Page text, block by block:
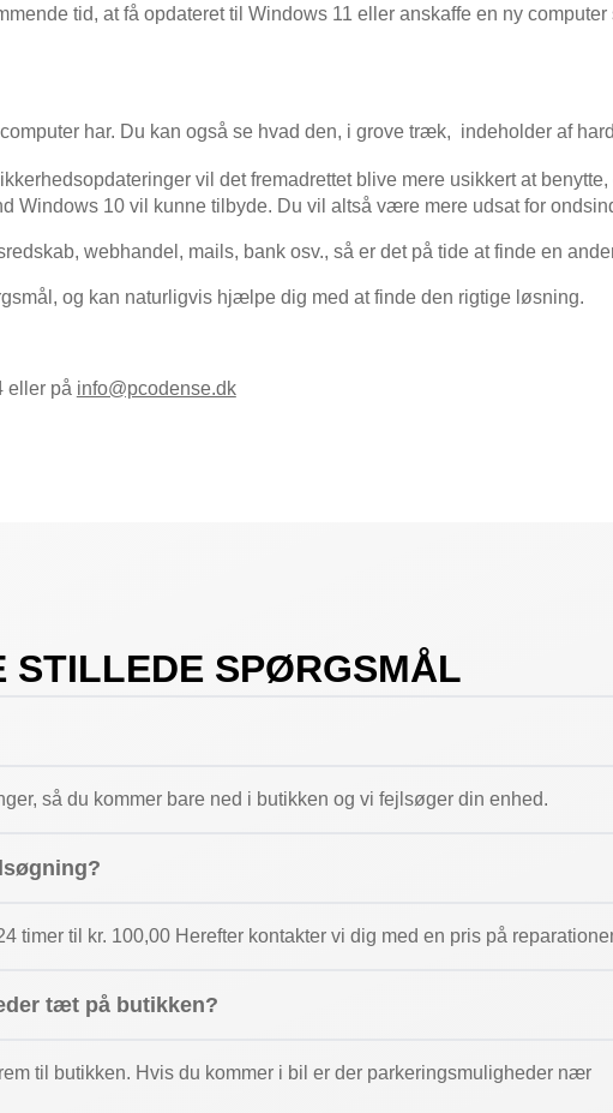
tid, at få opdateret til Windows 11 eller anskaffe en ny
har. Du kan også se hvad den, i grove træk, indeholder af
vil det fremadrettet blive mere usikkert at
Windows 10 vil kunne tilbyde. Du vil altså være mere udsat for
webhandel, mails, bank osv., så er det på tide at finde en
og kan naturligvis hjælpe dig med at finde den rigtige løsning.
eller på info@pcodense.dk
STILLEDE SPØRGSMÅL
så du kommer bare ned i butikken og vi fejlsøger din enhed.
timer til kr. 100,00 Herefter kontakter vi dig med en pris på
tæt på butikken?
til butikken. Hvis du kommer i bil er der parkeringsmuligheder nær